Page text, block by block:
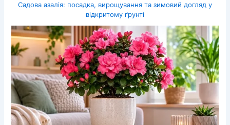
Садова азалія: посадка, вирощування та зимовий догляд у
відкритому ґрунті